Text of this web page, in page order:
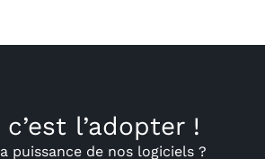
c’est l’adopter !
puissance de nos logiciels ?